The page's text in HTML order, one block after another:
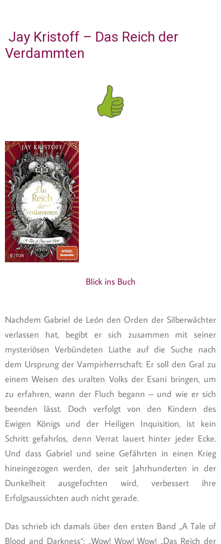
Jay Kristoff – Das Reich der
Verdammten
Blick ins Buch
Nachdem Gabriel de León den Orden der Silberwächter
verlassen hat, begibt er sich zusammen mit seiner
mysteriösen Verbündeten Liathe auf die Suche nach
dem Ursprung der Vampirherrschaft: Er soll den Gral zu
einem Weisen des uralten Volks der Esani bringen, um
zu erfahren, wann der Fluch begann – und wie er sich
beenden lässt. Doch verfolgt von den Kindern des
Ewigen Königs und der Heiligen Inquisition, ist kein
Schritt gefahrlos, denn Verrat lauert hinter jeder Ecke.
Und dass Gabriel und seine Gefährten in einen Krieg
hineingezogen werden, der seit Jahrhunderten in der
Dunkelheit ausgefochten wird, verbessert ihre
Erfolgsaussichten auch nicht gerade.
Das schrieb ich damals über den ersten Band „A Tale of
Blood and Darkness“: „Wow! Wow! Wow! „Das Reich der